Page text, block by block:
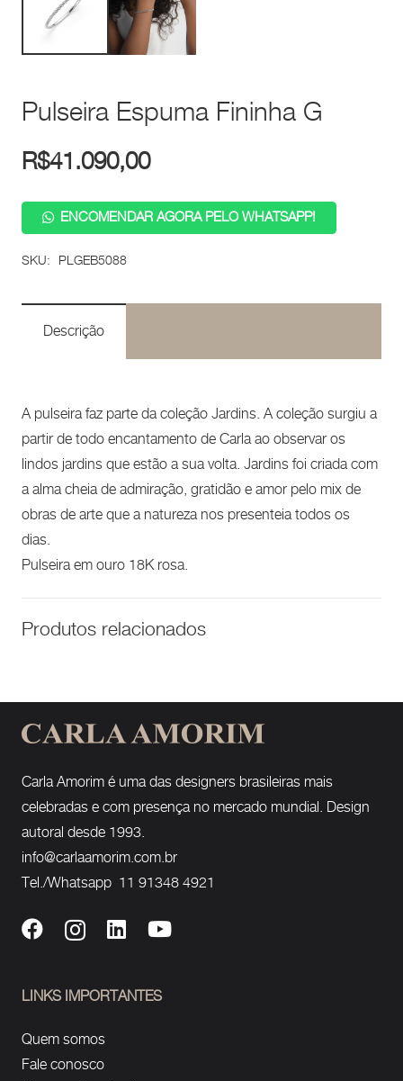
Pulseira Espuma Fininha G
R$41.090,00
ENCOMENDAR AGORA PELO WHATSAPP!
SKU: PLGEB5088
Descrição
A pulseira faz parte da coleção Jardins. A coleção surgiu a
partir de todo encantamento de Carla ao observar os
lindos jardins que estão a sua volta. Jardins foi criada com
a alma cheia de admiração, gratidão e amor pelo mix de
obras de arte que a natureza nos presenteia todos os
dias.
Pulseira em ouro 18K rosa.
Produtos relacionados
Carla Amorim é uma das designers brasileiras mais
celebradas e com presença no mercado mundial. Design
autoral desde 1993.
info@carlaamorim.com.br
Tel./Whatsapp 11 91348 4921
LINKS IMPORTANTES
Quem somos
Fale conosco